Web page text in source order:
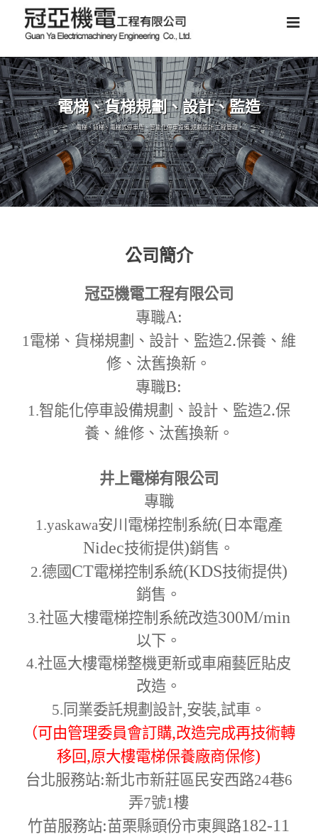
電梯、貨梯規劃、設計、監造
電梯、貨梯、電梯式停車塔、智能化停車設備,規劃設計,工程管理。
公司簡介
冠亞機電工程有限公司
專職A:
1電梯、貨梯規劃、設計、監造2.保養、維
修、汰舊換新。
專職B:
1.智能化停車設備規劃、設計、監造2.保
養、維修、汰舊換新。
井上電梯有限公司
專職
1.yaskawa安川電梯控制系統( 日本電產
Nidec技術提供)銷售。
2.德國 CT電梯控制系統(KDS技術提供)
銷售。
3.社區大樓電梯控制系統改造300M/min
以下。
4.社區大樓電梯整機更新或車廂藝匠貼皮
改造。
5. 同業委託規劃設計,安裝,試車。
（可由管理委員會訂購,改造完成再技術轉
移回,原大樓電梯保養廠商保修)
台北服務站:新北市新莊區民安西路24巷6
弄7號1樓
竹苗服務站:苗栗縣頭份市東興路182-11